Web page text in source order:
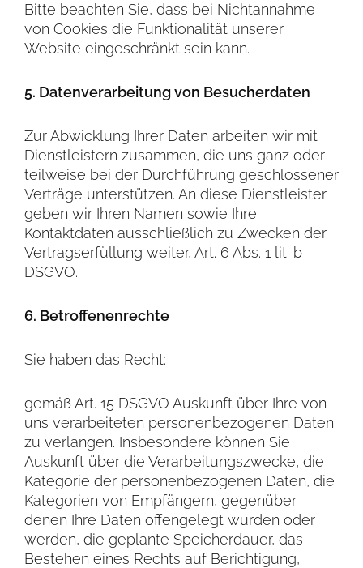
Bitte beachten Sie, dass bei Nichtannahme
von Cookies die Funktionalität unserer
Website eingeschränkt sein kann.
5. Datenverarbeitung von Besucherdaten
Zur Abwicklung Ihrer Daten arbeiten wir mit
Dienstleistern zusammen, die uns ganz oder
teilweise bei der Durchführung geschlossener
Verträge unterstützen. An diese Dienstleister
geben wir Ihren Namen sowie Ihre
Kontaktdaten ausschließlich zu Zwecken der
Vertragserfüllung weiter, Art. 6 Abs. 1 lit. b
DSGVO.
6. Betroffenenrechte
Sie haben das Recht:
gemäß Art. 15 DSGVO Auskunft über Ihre von
uns verarbeiteten personenbezogenen Daten
zu verlangen. Insbesondere können Sie
Auskunft über die Verarbeitungszwecke, die
Kategorie der personenbezogenen Daten, die
Kategorien von Empfängern, gegenüber
denen Ihre Daten offengelegt wurden oder
werden, die geplante Speicherdauer, das
Bestehen eines Rechts auf Berichtigung,